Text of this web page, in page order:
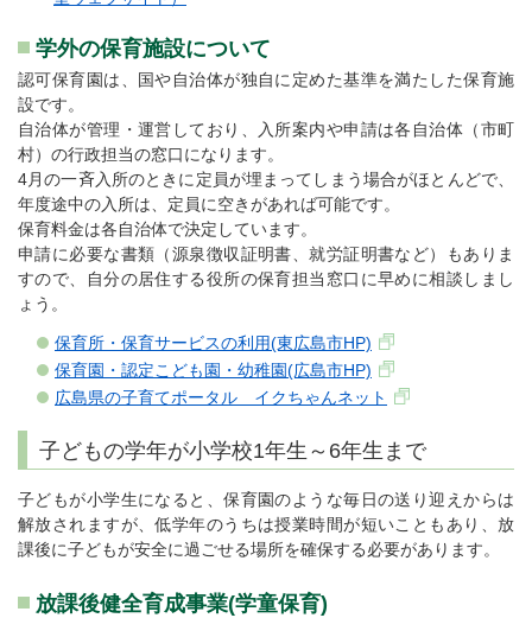
学外の保育施設について
認可保育園は、国や自治体が独自に定めた基準を満たした保育施
設です。
自治体が管理・運営しており、入所案内や申請は各自治体（市町
村）の行政担当の窓口になります。
4月の一斉入所のときに定員が埋まってしまう場合がほとんどで、
年度途中の入所は、定員に空きがあれば可能です。
保育料金は各自治体で決定しています。
申請に必要な書類（源泉徴収証明書、就労証明書など）もありま
すので、自分の居住する役所の保育担当窓口に早めに相談しまし
ょう。
保育所・保育サービスの利用(東広島市HP)
保育園・認定こども園・幼稚園(広島市HP)
広島県の子育てポータル イクちゃんネット
子どもの学年が小学校1年生～6年生まで
子どもが小学生になると、保育園のような毎日の送り迎えからは
解放されますが、低学年のうちは授業時間が短いこともあり、放
課後に子どもが安全に過ごせる場所を確保する必要があります。
放課後健全育成事業(学童保育)